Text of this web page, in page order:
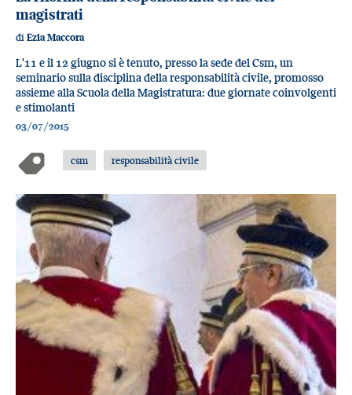
magistrati
di Ezia Maccora
L'11 e il 12 giugno si è tenuto, presso la sede del Csm, un
seminario sulla disciplina della responsabilità civile, promosso
assieme alla Scuola della Magistratura: due giornate coinvolgenti
e stimolanti
03/07/2015
csm responsabilità civile